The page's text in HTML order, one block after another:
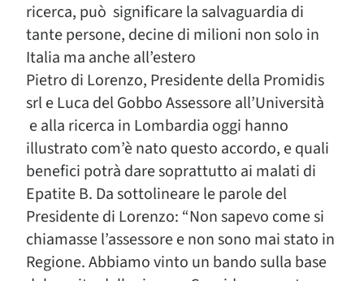
ricerca, può significare la salvaguardia di
tante persone, decine di milioni non solo in
Italia ma anche all’estero
Pietro di Lorenzo, Presidente della Promidis
srl e Luca del Gobbo Assessore all’Università
e alla ricerca in Lombardia oggi hanno
illustrato com’è nato questo accordo, e quali
benefici potrà dare soprattutto ai malati di
Epatite B. Da sottolineare le parole del
Presidente di Lorenzo: “Non sapevo come si
chiamasse l’assessore e non sono mai stato in
Regione. Abbiamo vinto un bando sulla base